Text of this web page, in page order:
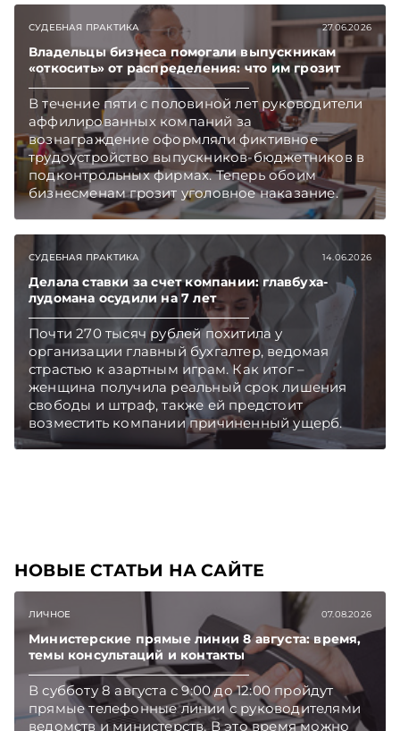
СУДЕБНАЯ ПРАКТИКА 27.06.2026
Владельцы бизнеса помогали выпускникам
«откосить» от распределения: что им грозит
В течение пяти с половиной лет руководители
аффилированных компаний за
вознаграждение оформляли фиктивное
трудоустройство выпускников-бюджетников в
подконтрольных фирмах. Теперь обоим
бизнесменам грозит уголовное наказание.
СУДЕБНАЯ ПРАКТИКА 14.06.2026
Делала ставки за счет компании: главбуха-
лудомана осудили на 7 лет
Почти 270 тысяч рублей похитила у
организации главный бухгалтер, ведомая
страстью к азартным играм. Как итог –
женщина получила реальный срок лишения
свободы и штраф, также ей предстоит
возместить компании причиненный ущерб.
НОВЫЕ СТАТЬИ НА САЙТЕ
ЛИЧНОЕ 07.08.2026
Министерские прямые линии 8 августа: время,
темы консультаций и контакты
В субботу 8 августа с 9:00 до 12:00 пройдут
прямые телефонные линии с руководителями
ведомств и министерств. В это время можно